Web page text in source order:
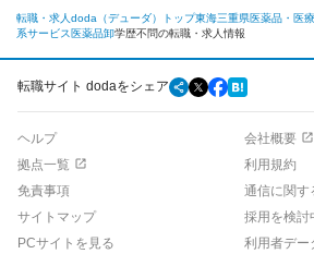
転職・求人doda（デューダ）トップ東海三重県医薬品・医
系サービス 医薬品卸学歴不問の転職・求人情報
転職サイト dodaをシェア
ヘルプ
会社概要
拠点一覧
利用規約
免責事項
通信に関す
サイトマップ
採用を検討
PCサイトを見る
利用者デー